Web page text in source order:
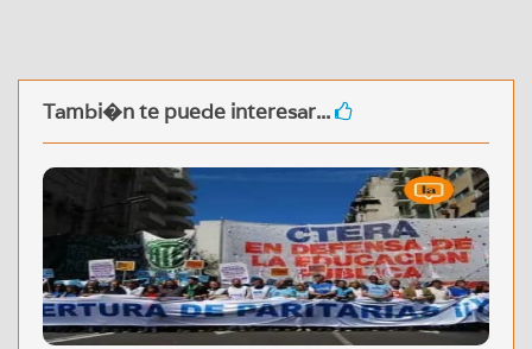
Tambi�n te puede interesar...